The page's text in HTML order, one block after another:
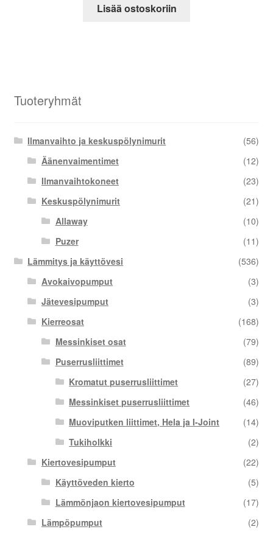
Lisää ostoskoriin
Tuoteryhmät
Ilmanvaihto ja keskuspölynimurit
(56)
Äänenvaimentimet
(12)
Ilmanvaihtokoneet
(23)
Keskuspölynimurit
(21)
Allaway
(10)
Puzer
(11)
Lämmitys ja käyttövesi
(536)
Avokaivopumput
(3)
Jätevesipumput
(3)
Kierreosat
(168)
Messinkiset osat
(79)
Puserrusliittimet
(89)
Kromatut puserrusliittimet
(27)
Messinkiset puserrusliittimet
(46)
Muoviputken liittimet, Hela ja I-Joint
(14)
Tukiholkki
(2)
Kiertovesipumput
(22)
Käyttöveden kierto
(5)
Lämmönjaon kiertovesipumput
(17)
Lämpöpumput
(2)